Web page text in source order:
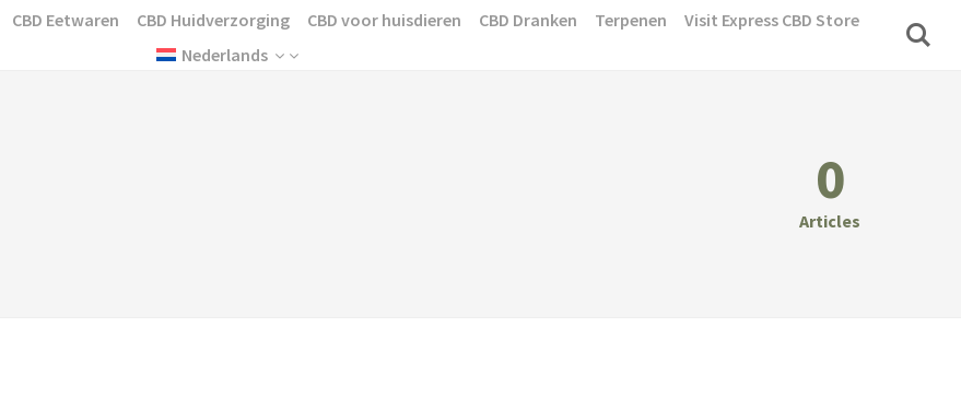
CBD Eetwaren CBD Huidverzorging CBD voor huisdieren CBD Dranken Terpenen
Visit Express CBD Store
Nederlands
0
Articles